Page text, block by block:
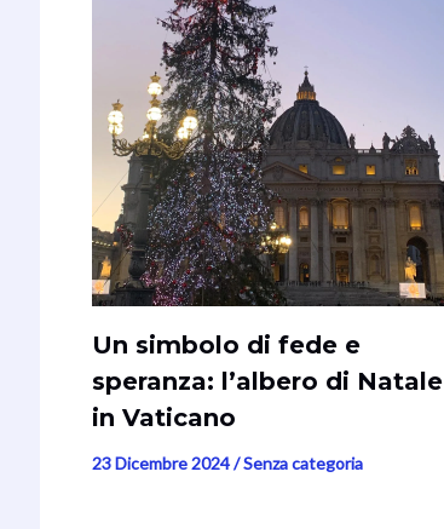
Un simbolo di fede e
speranza: l’albero di Natale
in Vaticano
23 Dicembre 2024/Senza categoria